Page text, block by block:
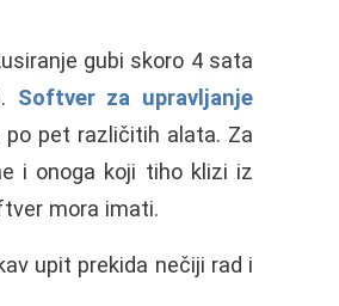
gubi skoro 4 sata
Softver za upravljanje
pet različitih alata. Za
i onoga koji tiho klizi iz
mora imati.
upit prekida nečiji rad i